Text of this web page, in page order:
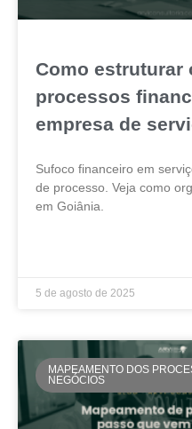
Como estruturar
processos
empresa de
Sufoco financeiro em
de processo. Veja como
em Goiânia.
5 de agosto de 2025
MAPEAMENTO DOS
NEGÓCIOS